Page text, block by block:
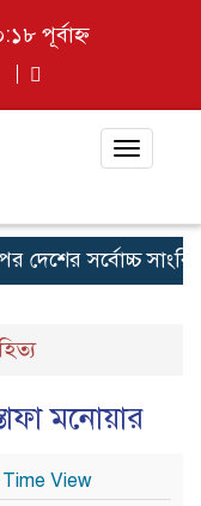
পূর্বাহ্ন
Toggle
সর্বোচ্চ
মনোয়ার
Time View